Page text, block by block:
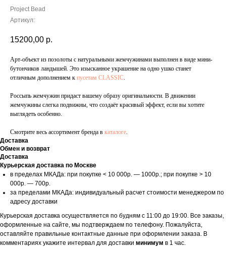
Project Bead
Артикул:
15200,00 р.
Арт-объект из позолоты с натуральными жемчужинами выполнен в виде мини-
бутончиков ландышей. Это изысканное украшение на одно ушко станет
отличным дополнением к пусетам CLASSIC.
Россыпь жемчужин придаст вашему образу оригинальности. В движении
жемчужины слегка подвижны, что создаёт красивый эффект, если вы хотите
выглядеть особенно.
Смотрите весь ассортимент бренда в каталоге.
Доставка
Обмен и возврат
Доставка
Курьерская доставка по Москве
в пределах МКАДа: при покупке < 10 000р. — 1000р.; при покупке > 10
000р. — 700р.
за пределами МКАДа: индивидуальный расчет стоимости менеджером по
адресу доставки
Курьерская доставка осуществляется по будням с 11:00 до 19:00. Все заказы,
оформленные на сайте, мы подтверждаем по телефону. Пожалуйста,
оставляйте правильные контактные данные при оформлении заказа. В
комментариях укажите интервал для доставки минимум в 1 час.